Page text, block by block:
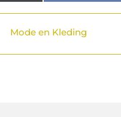
Mode en Kleding